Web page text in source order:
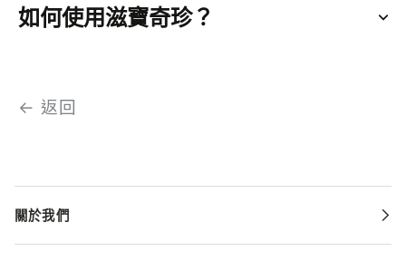
如何使用滋寶奇珍？
← 返回
關於我們